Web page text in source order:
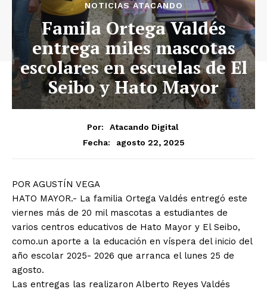
NOTICIAS ATACANDO
Famila Ortega Valdés
entrega miles mascotas
escolares en escuelas de El
Seibo y Hato Mayor
Por:
Atacando Digital
Fecha:
agosto 22, 2025
POR AGUSTÍN VEGA
HATO MAYOR.- La familia Ortega Valdés entregó este
viernes más de 20 mil mascotas a estudiantes de
varios centros educativos de Hato Mayor y El Seibo,
como.un aporte a la educación en víspera del inicio del
año escolar 2025- 2026 que arranca el lunes 25 de
agosto.
Las entregas las realizaron Alberto Reyes Valdés